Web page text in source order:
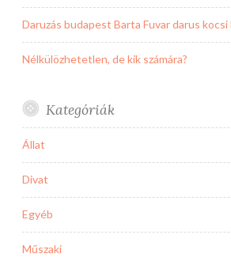
Daruzás budapest Barta Fuvar darus kocsi
Nélkülözhetetlen, de kik számára?
Kategóriák
Állat
Divat
Egyéb
Műszaki